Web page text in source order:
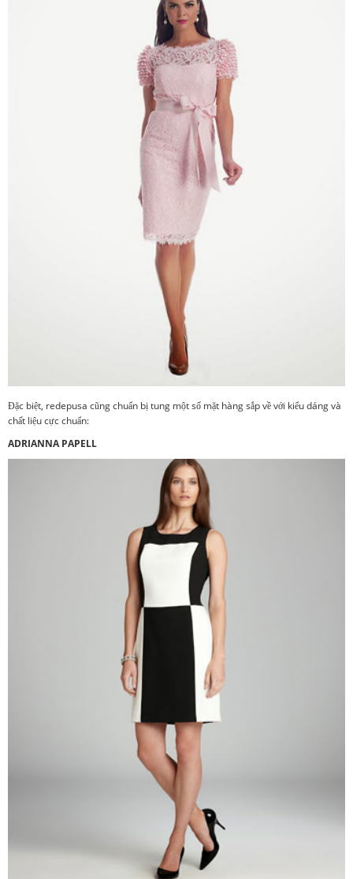
Đặc biệt, redepusa cũng chuẩn bị tung một số mặt hàng sắp về với kiểu dáng và
chất liệu cực chuẩn:
ADRIANNA PAPELL